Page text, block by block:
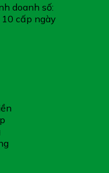
doanh số:
cấp ngày